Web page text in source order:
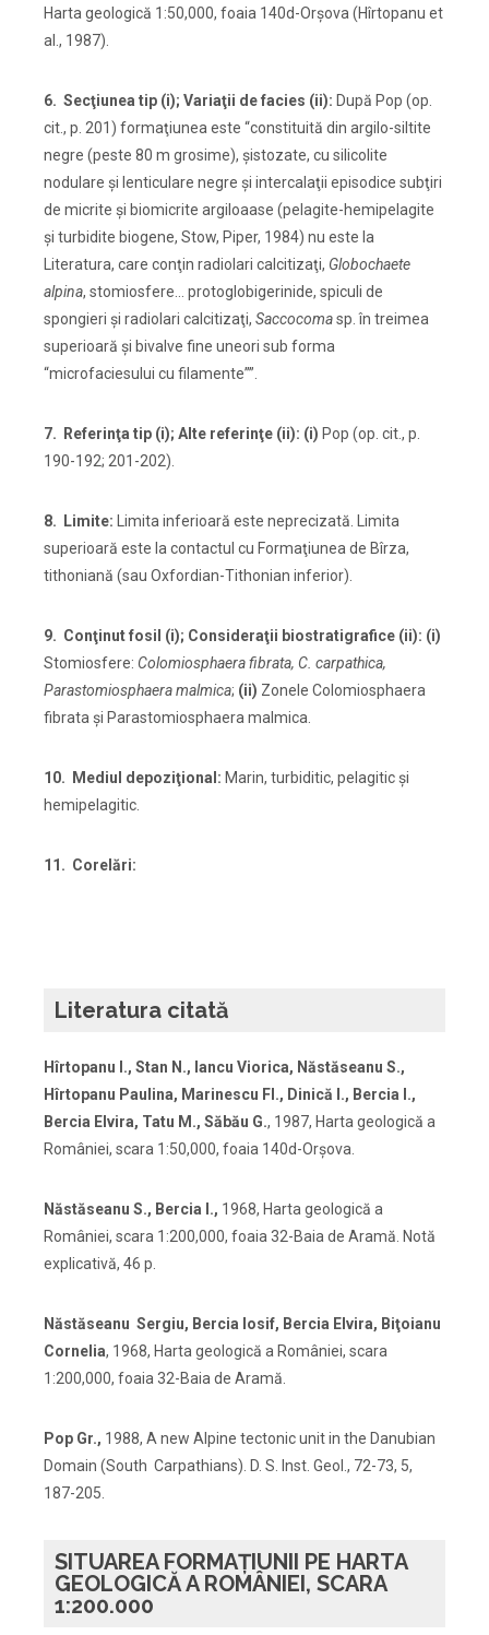
Harta geologică 1:50,000, foaia 140d-Orşova (Hîrtopanu et
al., 1987).
6. Secţiunea tip (i); Variaţii de facies (ii): După Pop (op.
cit., p. 201) formaţiunea este “constituită din argilo-siltite
negre (peste 80 m grosime), şistozate, cu silicolite
nodulare şi lenticulare negre şi intercalaţii episodice subţiri
de micrite şi biomicrite argiloaase (pelagite-hemipelagite
şi turbidite biogene, Stow, Piper, 1984) nu este la
Literatura, care conţin radiolari calcitizaţi, Globochaete
alpina, stomiosfere… protoglobigerinide, spiculi de
spongieri şi radiolari calcitizaţi, Saccocomasp. în treimea
superioară şi bivalve fine uneori sub forma
“microfaciesului cu filamente””.
7. Referinţa tip (i); Alte referinţe (ii): (i) Pop (op. cit., p.
190-192; 201-202).
8. Limite: Limita inferioară este neprecizată. Limita
superioară este la contactul cu Formaţiunea de Bîrza,
tithoniană (sau Oxfordian-Tithonian inferior).
9. Conţinut fosil (i); Consideraţii biostratigrafice (ii): (i)
Stomiosfere: Colomiosphaera fibrata, C. carpathica,
Parastomiosphaera malmica; (ii) Zonele Colomiosphaera
fibrata şi Parastomiosphaera malmica.
10. Mediul depoziţional: Marin, turbiditic, pelagitic şi
hemipelagitic.
11. Corelări:
Literatura citată
Hîrtopanu I., Stan N., Iancu Viorica, Năstăseanu S.,
Hîrtopanu Paulina, Marinescu Fl., Dinică I., Bercia I.,
Bercia Elvira, Tatu M., Săbău G., 1987, Harta geologică a
României, scara 1:50,000, foaia 140d-Orşova.
Năstăseanu S., Bercia I., 1968, Harta geologică a
României, scara 1:200,000, foaia 32-Baia de Aramă. Notă
explicativă, 46 p.
Năstăseanu Sergiu, Bercia Iosif, Bercia Elvira, Biţoianu
Cornelia, 1968, Harta geologică a României, scara
1:200,000, foaia 32-Baia de Aramă.
Pop Gr., 1988, A new Alpine tectonic unit in the Danubian
Domain (South Carpathians). D. S. Inst. Geol., 72-73, 5,
187-205.
SITUAREA FORMAȚIUNII PE HARTA
GEOLOGICĂ A ROMÂNIEI, SCARA
1:200.000